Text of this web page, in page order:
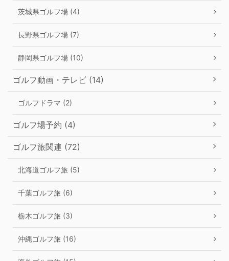
茨城県ゴルフ場 (4)
長野県ゴルフ場 (7)
静岡県ゴルフ場 (10)
ゴルフ動画・テレビ (14)
ゴルフドラマ (2)
ゴルフ場予約 (4)
ゴルフ旅関連 (72)
北海道ゴルフ旅 (5)
千葉ゴルフ旅 (6)
栃木ゴルフ旅 (3)
沖縄ゴルフ旅 (16)